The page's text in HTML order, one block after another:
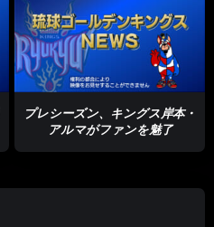
プレシーズン、キングス岸本・
アルマがファンを魅了